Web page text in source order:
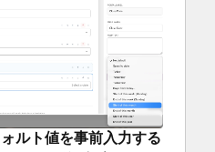
ルト値を事前入力する